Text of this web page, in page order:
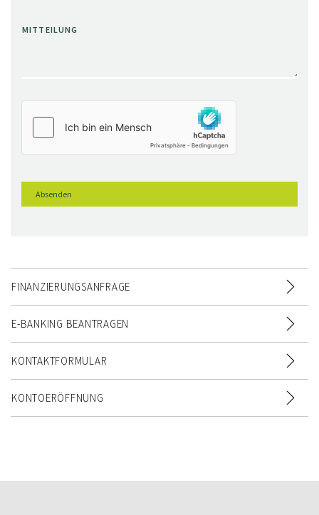
MITTEILUNG
FINANZIERUNGSANFRAGE
E-BANKING BEANTRAGEN
KONTAKTFORMULAR
KONTOERÖFFNUNG